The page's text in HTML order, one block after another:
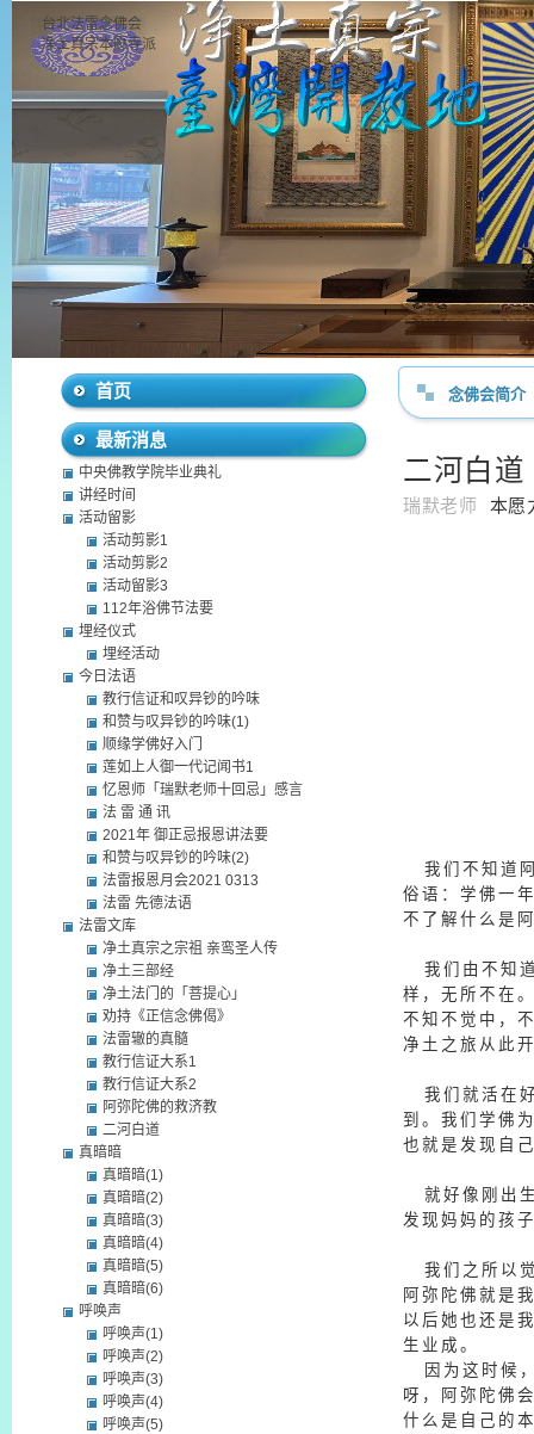
台北法雷念佛会
净土真宗本愿寺派
念佛会简介
二河白道
瑞默老师 本愿
我们不知道阿
俗语：学佛一
不了解什么是
我们由不知道
样，无所不在
不知不觉中，
净土之旅从此
我们就活在好
到。我们学佛
也就是发现自
就好像刚出生
发现妈妈的孩
我们之所以觉
阿弥陀佛就是
以后她也还是
生业成。
因为这时候
呀，阿弥陀佛
什么是自己的
首页
最新消息
中央佛教学院毕业典礼
讲经时间
活动留影
活动剪影1
活动剪影2
活动留影3
112年浴佛节法要
埋经仪式
埋经活动
今日法语
教行信证和叹异钞的吟味
和赞与叹异钞的吟味(1)
顺缘学佛好入门
莲如上人御一代记闻书1
忆恩师「瑞默老师十回忌」感言
法 雷 通 讯
2021年 御正忌报恩讲法要
和赞与叹异钞的吟味(2)
法雷报恩月会2021 0313
法雷 先德法语
法雷文库
净土真宗之宗祖 亲鸾圣人传
净土三部经
净土法门的「菩提心」
劝持《正信念佛偈》
法雷辙的真髓
教行信证大系1
教行信证大系2
阿弥陀佛的救济教
二河白道
真暗暗
真暗暗(1)
真暗暗(2)
真暗暗(3)
真暗暗(4)
真暗暗(5)
真暗暗(6)
呼唤声
呼唤声(1)
呼唤声(2)
呼唤声(3)
呼唤声(4)
呼唤声(5)